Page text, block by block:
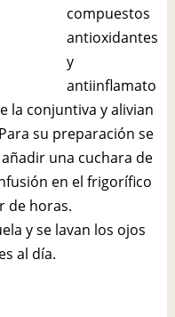
compuestos
antioxidantes
y
antiinflamato
la conjuntiva y alivian
su preparación se
una cuchara de
en el frigorífico
de horas.
y se lavan los ojos
al día.